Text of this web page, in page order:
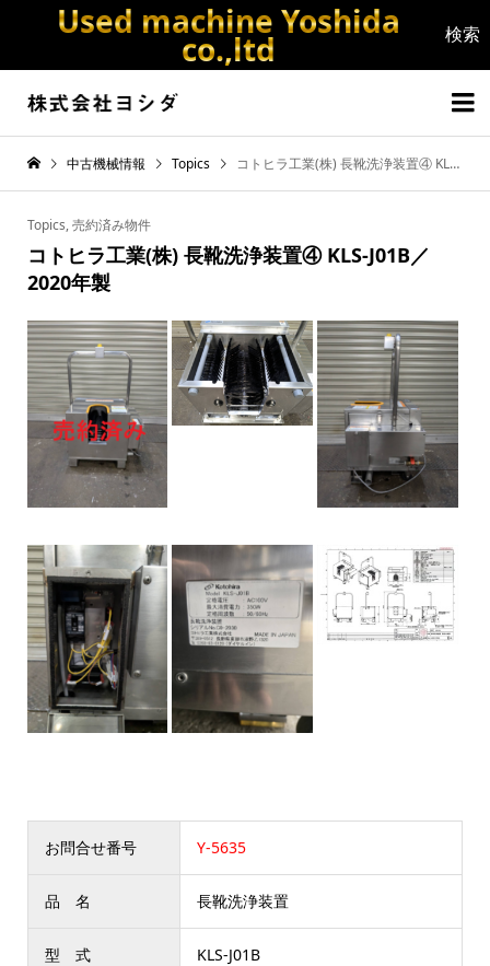
Used machine Yoshida
co.,ltd


中古機械情報 Topics コトヒラ工業(株) 長靴洗浄装置④ KLS-J01B／2020年製
Topics,売約済み物件
コトヒラ工業(株) 長靴洗浄装置④ KLS-J01B／
2020年製
お問合せ番号 Y-5635
品 名 長靴洗浄装置
型 式 KLS-J01B